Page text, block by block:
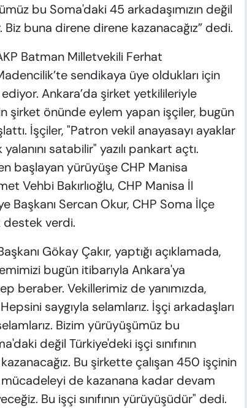
bu Soma'daki 45 arkadaşımızın değil
Biz buna direne direne kazanacağız” dedi.
Batman Milletvekili Ferhat
sendikaya üye oldukları için
Ankara’da şirket yetkilileriyle
şirket önünde eylem yapan işçiler, bugün
İşçiler, "Patron vekil anayasayı ayaklar
satabilir" yazılı pankart açtı.
başlayan yürüyüşe CHP Manisa
Vehbi Bakırlıoğlu, CHP Manisa İl
Başkanı Sercan Okur, CHP Soma İlçe
destek verdi.
Gökay Çakır, yaptığı açıklamada,
bugün itibarıyla Ankara'ya
beraber. Vekillerimiz de yanımızda,
saygıyla selamlarız. İşçi arkadaşları
Bizim yürüyüşümüz bu
değil Türkiye'deki işçi sınıfının
Bu şirkette çalışan 450 işçinin
de kazanana kadar devam
Bu işçi sınıfının yürüyüşüdür" dedi.